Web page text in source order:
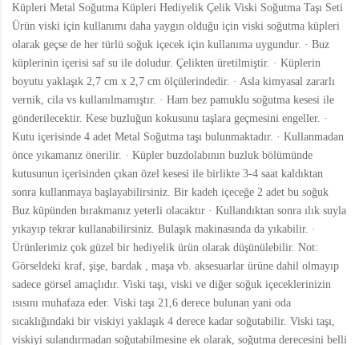
Küpleri Metal Soğutma Küpleri Hediyelik Çelik Viski Soğutma Taşı Seti
Ürün viski için kullanımı daha yaygın olduğu için viski soğutma küpleri
olarak geçse de her türlü soğuk içecek için kullanıma uygundur. · Buz
küplerinin içerisi saf su ile doludur. Çelikten üretilmiştir. · Küplerin
boyutu yaklaşık 2,7 cm x 2,7 cm ölçülerindedir. · Asla kimyasal zararlı
vernik, cila vs kullanılmamıştır. · Ham bez pamuklu soğutma kesesi ile
gönderilecektir. Kese buzluğun kokusunu taşlara geçmesini engeller. ·
Kutu içerisinde 4 adet Metal Soğutma taşı bulunmaktadır. · Kullanmadan
önce yıkamanız önerilir. · Küpler buzdolabının buzluk bölümünde
kutusunun içerisinden çıkan özel kesesi ile birlikte 3-4 saat kaldıktan
sonra kullanmaya başlayabilirsiniz. Bir kadeh içeceğe 2 adet bu soğuk
Buz küpünden bırakmanız yeterli olacaktır · Kullandıktan sonra ılık suyla
yıkayıp tekrar kullanabilirsiniz. Bulaşık makinasında da yıkabilir. ·
Ürünlerimiz çok güzel bir hediyelik ürün olarak düşünülebilir. Not:
Görseldeki kraf, şişe, bardak , maşa vb. aksesuarlar ürüne dahil olmayıp
sadece görsel amaçlıdır. Viski taşı, viski ve diğer soğuk içeceklerinizin
ısısını muhafaza eder. Viski taşı 21,6 derece bulunan yani oda
sıcaklığındaki bir viskiyi yaklaşık 4 derece kadar soğutabilir. Viski taşı,
viskiyi sulandırmadan soğutabilmesine ek olarak, soğutma derecesini belli